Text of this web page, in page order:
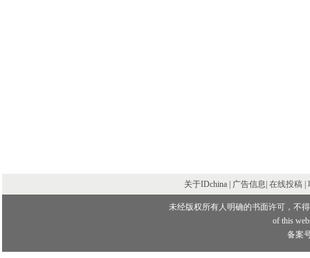
关于IDchina | 广告信息| 在线投稿
未经版权所有人明确的书面许可，不
of this
备案